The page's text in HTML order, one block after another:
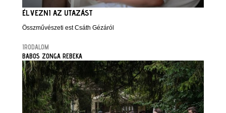
ÉLVEZNI AZ UTAZÁST
Összművészeti est Csáth Gézáról
IRODALOM
BABOS ZONGA REBEKA